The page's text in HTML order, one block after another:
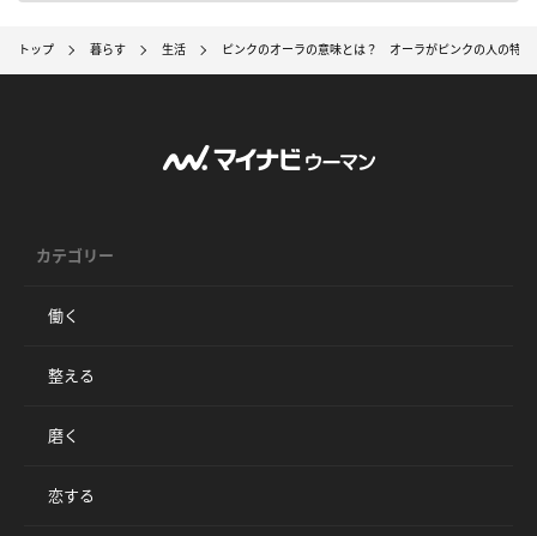
トップ 暮らす 生活 ピンクのオーラの意味とは？ オーラがピンクの人の特徴
カテゴリー
働く
整える
磨く
恋する